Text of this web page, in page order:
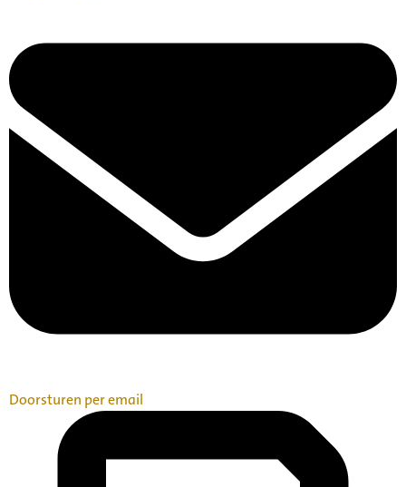
Doorsturen per email